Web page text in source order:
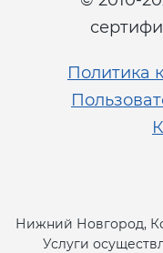
Политика
Нижний Новгород,
Услуги